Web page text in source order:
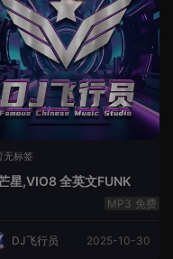
无标签
星,VIO8 全英文FUNK
免费
DJ飞行员 2025-10-30